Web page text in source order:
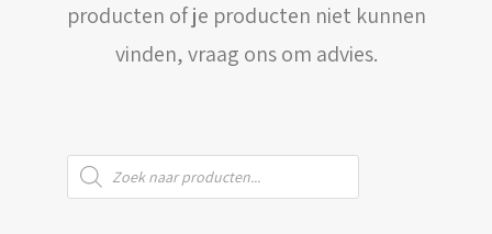
producten of je producten niet kunnen
vinden, vraag ons om advies.
Producten
zoeken